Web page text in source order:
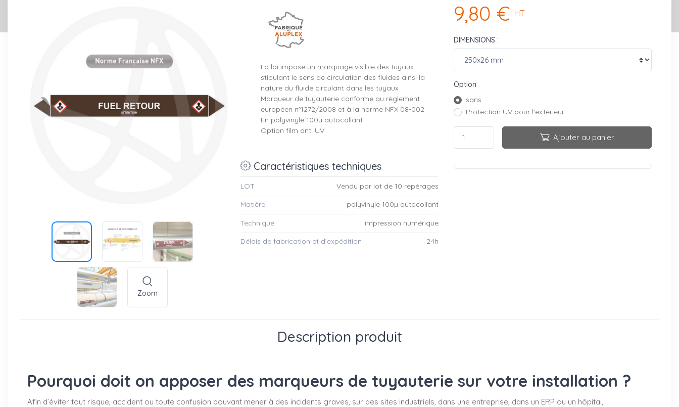
Zoom
La loi impose un marquage visible des tuyaux
stipulant le sens de circulation des fluides ainsi la
nature du fluide circulant dans les tuyaux
Marqueur de tuyauterie conforme au règlement
européen n°1272/2008 et à la norme NFX 08-002
En polyvinyle 100µ autocollant
Option film anti UV
Caractéristiques techniques
LOT Vendu par lot de 10 repérages
Matière polyvinyle 100µ autocollant
Technique impression numérique
Délais de fabrication et d’expédition 24h
9,80 € HT
DIMENSIONS :
Option
sans
Protection UV pour l'extérieur
Ajouter au panier
Description produit
Pourquoi doit on apposer des marqueurs de tuyauterie sur votre installation ?
Afin d’éviter tout risque, accident ou toute confusion pouvant mener à des incidents graves, sur des sites industriels, dans une entreprise, dans un ERP ou un hôpital,